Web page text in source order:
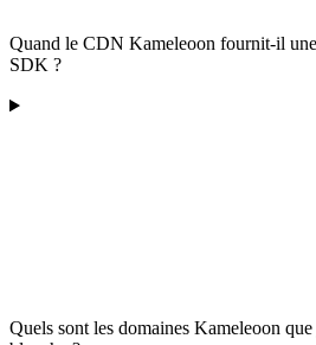
Quand le CDN Kameleoon fournit-il
SDK ?
Quels sont les domaines Kameleoon